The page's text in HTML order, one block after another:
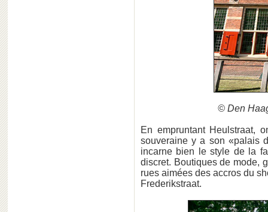
© Den
En empruntant Heulstraat,
souveraine y a son «palais
incarne bien le style de la
discret. Boutiques de mode,
rues aimées des accros du
Frederikstraat.